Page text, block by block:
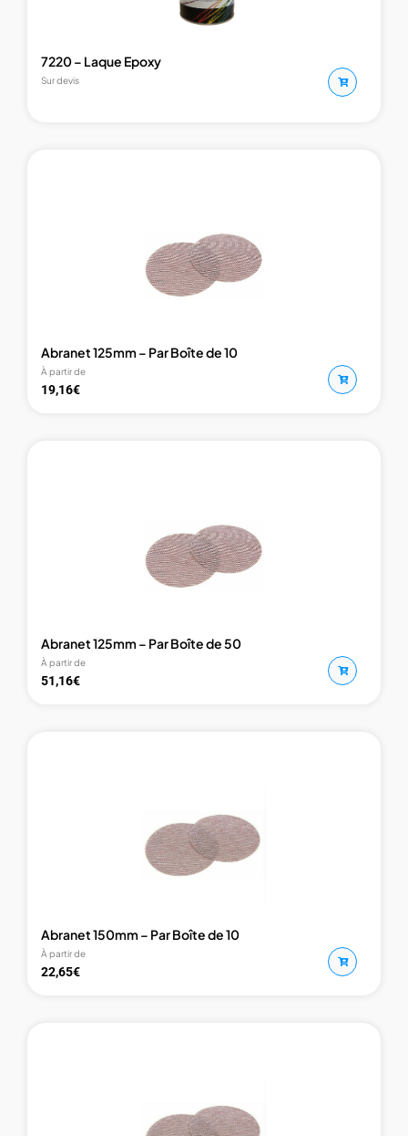
7220 – Laque Epoxy
Sur devis
Abranet 125mm – Par Boîte de 10
À partir de
19,16€
Abranet 125mm – Par Boîte de 50
À partir de
51,16€
Abranet 150mm – Par Boîte de 10
À partir de
22,65€